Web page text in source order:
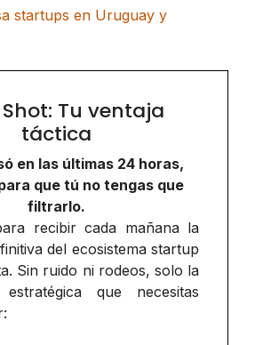
startups en Uruguay y
Tu ventaja
táctica
en las últimas 24 horas,
que tú no tengas que
filtrarlo.
recibir cada mañana la
del ecosistema startup
Sin ruido ni rodeos, solo la
estratégica que necesitas